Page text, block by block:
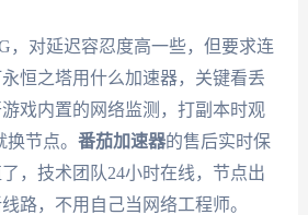
，对延迟容忍度高一些，但要求连
恒之塔用什么加速器，关键看丢
戏内置的网络监测，打副本时观
节点。 番茄加速器的售后实时保
，技术团队24小时在线，节点出
路，不用自己当网络工程师。